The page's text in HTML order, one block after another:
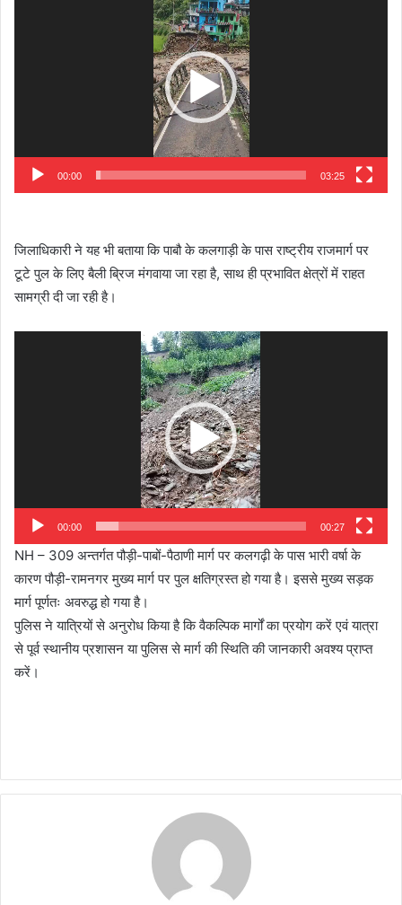
00:00 03:25
जिलाधिकारी ने यह भी बताया कि पाबौ के कलगाड़ी के पास राष्ट्रीय राजमार्ग पर
टूटे पुल के लिए बैली ब्रिज मंगवाया जा रहा है, साथ ही प्रभावित क्षेत्रों में राहत
सामग्री दी जा रही है।
00:00 00:27
NH – 309 अन्तर्गत पौड़ी-पाबों-पैठाणी मार्ग पर कलगढ़ी के पास भारी वर्षा के
कारण पौड़ी-रामनगर मुख्य मार्ग पर पुल क्षतिग्रस्त हो गया है। इससे मुख्य सड़क
मार्ग पूर्णतः अवरुद्ध हो गया है।
पुलिस ने यात्रियों से अनुरोध किया है कि वैकल्पिक मार्गों का प्रयोग करें एवं यात्रा
से पूर्व स्थानीय प्रशासन या पुलिस से मार्ग की स्थिति की जानकारी अवश्य प्राप्त
करें।